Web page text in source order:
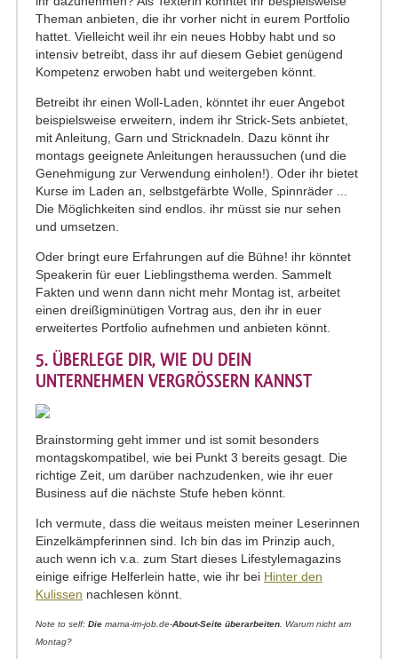
Theman anbieten, die ihr vorher nicht in eurem Portfolio
hattet. Vielleicht weil ihr ein neues Hobby habt und so
intensiv betreibt, dass ihr auf diesem Gebiet genügend
Kompetenz erwoben habt und weitergeben könnt.
Betreibt ihr einen Woll-Laden, könntet ihr euer Angebot
beispielsweise erweitern, indem ihr Strick-Sets anbietet,
mit Anleitung, Garn und Stricknadeln. Dazu könnt ihr
montags geeignete Anleitungen heraussuchen (und die
Genehmigung zur Verwendung einholen!). Oder ihr bietet
Kurse im Laden an, selbstgefärbte Wolle, Spinnräder ...
Die Möglichkeiten sind endlos. ihr müsst sie nur sehen
und umsetzen.
Oder bringt eure Erfahrungen auf die Bühne! ihr könntet
Speakerin für euer Lieblingsthema werden. Sammelt
Fakten und wenn dann nicht mehr Montag ist, arbeitet
einen dreißigminütigen Vortrag aus, den ihr in euer
erweitertes Portfolio aufnehmen und anbieten könnt.
5. ÜBERLEGE DIR, WIE DU DEIN
UNTERNEHMEN VERGRÖSSERN KANNST
Brainstorming geht immer und ist somit besonders
montagskompatibel, wie bei Punkt 3 bereits gesagt. Die
richtige Zeit, um darüber nachzudenken, wie ihr euer
Business auf die nächste Stufe heben könnt.
Ich vermute, dass die weitaus meisten meiner Leserinnen
Einzelkämpferinnen sind. Ich bin das im Prinzip auch,
auch wenn ich v.a. zum Start dieses Lifestylemagazins
einige eifrige Helferlein hatte, wie ihr bei Hinter den
Kulissen nachlesen könnt.
Note to self: Die mama-im-job.de-About-Seite überarbeiten . Warum nicht am
Montag?